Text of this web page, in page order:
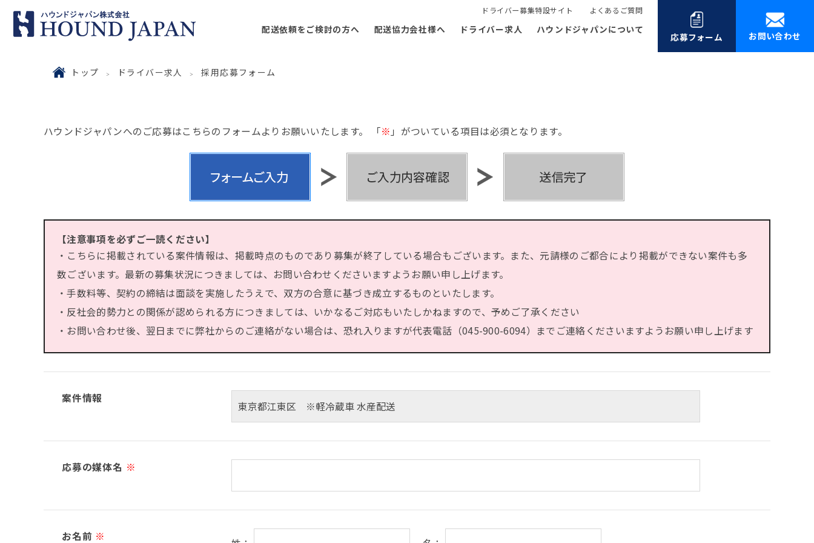
ドライバー募集特設サイト よくあるご質問
配送依頼をご検討の方へ 配送協力会社様へ ドライバー求人 ハウンドジャパンについて
応募フォーム お問い合わせ
トップ ドライバー求人 採用応募フォーム
ハウンドジャパンへのご応募はこちらのフォームよりお願いいたします。 「※ 」がついている項目は必須となります。
【注意事項を必ずご一読ください】
・こちらに掲載されている案件情報は、掲載時点のものであり募集が終了している場合もございます。また、元請様のご都合により掲載ができない案件も多
数ございます。最新の募集状況につきましては、お問い合わせくださいますようお願い申し上げます。
・手数料等、契約の締結は面談を実施したうえで、双方の合意に基づき成立するものといたします。
・反社会的勢力との関係が認められる方につきましては、いかなるご対応もいたしかねますので、予めご了承ください
・お問い合わせ後、翌日までに弊社からのご連絡がない場合は、恐れ入りますが代表電話（045-900-6094）までご連絡くださいますようお願い申し上げます
案件情報
応募の媒体名 ※
お名前 ※